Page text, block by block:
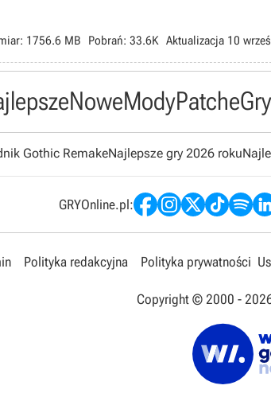
1756.6 MB Pobrań: 33.6K Aktualizacja 10
NoweModyPatche
Gothic RemakeNajlepsze gry 2026 roku
GRYOnline.pl:
Polityka redakcyjna Polityka prywatności
Copyright © 2000 -